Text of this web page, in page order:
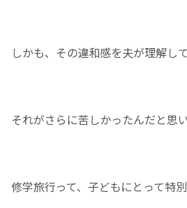
しかも、その違和感を夫が理解し
それがさらに苦しかったんだと思い
修学旅行って、子どもにとって特別